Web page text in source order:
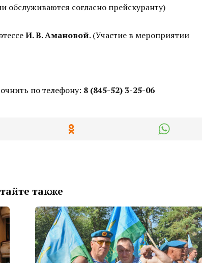
обслуживаются согласно прейскуранту)
И. В. Амановой. (Участие в мероприятии
по телефону: 8 (845-52) 3-25-06
также